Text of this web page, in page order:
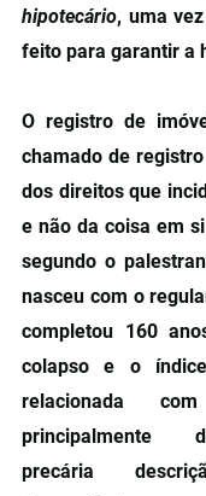
hipotecário, uma
feito para garantir a
O registro de
chamado de
dos direitos que
e não da coisa em
segundo o
nasceu com o
completou 160
colapso e o
relacionada
principalmente
precária